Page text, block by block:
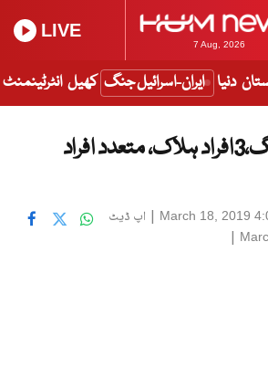
7 Aug, 2026
LIVE
دنیا ایران-اسرائیل جنگ کھیل انٹرٹینمنٹ
ہالینڈ میں فائرنگ،3افراد ہلاک، متعدد افراد
March 18, 2019
| اپ ڈیٹ
|